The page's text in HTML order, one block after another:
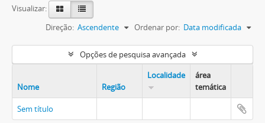
Visualizar:
Ordenar por: Data modificada
Direção: Ascendente
Opções de pesquisa avançada
Nome Região
Localidade
área
temática
Sem título